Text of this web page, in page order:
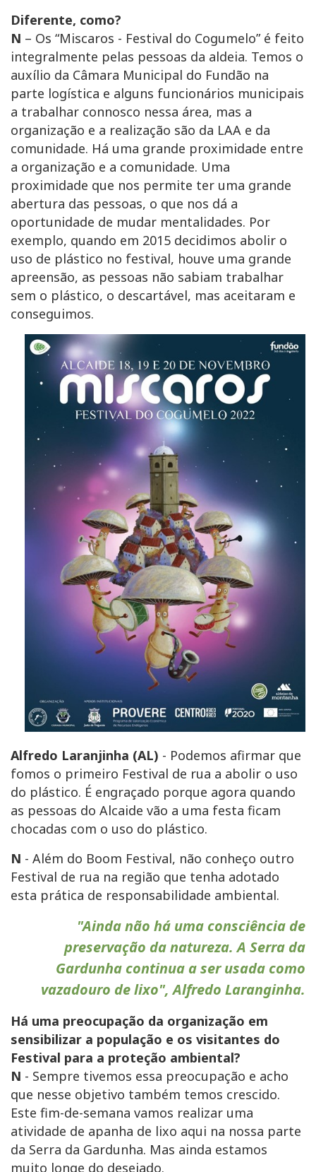
Diferente, como?
N – Os “Miscaros - Festival do Cogumelo” é feito
integralmente pelas pessoas da aldeia. Temos o
auxílio da Câmara Municipal do Fundão na
parte logística e alguns funcionários municipais
a trabalhar connosco nessa área, mas a
organização e a realização são da LAA e da
comunidade. Há uma grande proximidade entre
a organização e a comunidade. Uma
proximidade que nos permite ter uma grande
abertura das pessoas, o que nos dá a
oportunidade de mudar mentalidades. Por
exemplo, quando em 2015 decidimos abolir o
uso de plástico no festival, houve uma grande
apreensão, as pessoas não sabiam trabalhar
sem o plástico, o descartável, mas aceitaram e
conseguimos.
Alfredo Laranjinha (AL) - Podemos afirmar que
fomos o primeiro Festival de rua a abolir o uso
do plástico. É engraçado porque agora quando
as pessoas do Alcaide vão a uma festa ficam
chocadas com o uso do plástico.
N - Além do Boom Festival, não conheço outro
Festival de rua na região que tenha adotado
esta prática de responsabilidade ambiental.
"Ainda não há uma consciência de
preservação da natureza. A Serra da
Gardunha continua a ser usada como
vazadouro de lixo", Alfredo Laranginha.
Há uma preocupação da organização em
sensibilizar a população e os visitantes do
Festival para a proteção ambiental?
N - Sempre tivemos essa preocupação e acho
que nesse objetivo também temos crescido.
Este fim-de-semana vamos realizar uma
atividade de apanha de lixo aqui na nossa parte
da Serra da Gardunha. Mas ainda estamos
muito longe do desejado.